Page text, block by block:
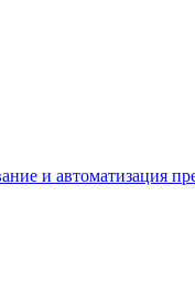
и автоматизация